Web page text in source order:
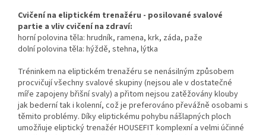
Cvičení na eliptickém trenažéru - posilované svalové
partie a vliv cvičení na zdraví:
horní polovina těla: hrudník, ramena, krk, záda, paže
dolní polovina těla: hýždě, stehna, lýtka
Tréninkem na eliptickém trenažéru se nenásilným způsobem
procvičují všechny svalové skupiny (nejsou ale v dostatečné
míře zapojeny břišní svaly) a přitom nejsou zatěžovány klouby
jak bederní tak i kolenní, což je preferováno převážně osobami s
těmito problémy. Díky eliptickému pohybu nášlapných ploch
umožňuje eliptický trenažér HOUSEFIT komplexní a velmi účinné